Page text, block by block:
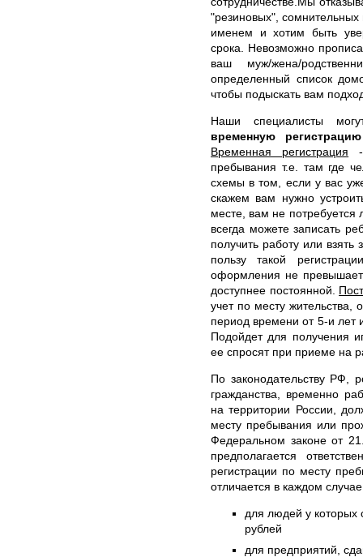
"резиновых",
именем и хотим быть
срока. Невозможно
ваш муж/жена/
определенный список
чтобы подыскать вам
Наши специалисты
временную
Временная регистрация -
пребывания т.е. там где
схемы в том, если у вас
скажем вам нужно
месте, вам не
всегда можете записать
получить работу или
пользу такой
оформления не
доступнее постоянной.
учет по месту жительства,
период времени от 5-и лет
Подойдет для получения
ее спросят при приеме на
По законодательству РФ,
гражданства, временно
на территории России,
месту пребывания или
Федеральном законе от
предполагается
регистрации по месту
отличается в каждом случае
для людей у которых
рублей
для предприятий,